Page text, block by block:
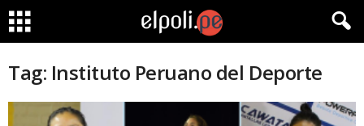
Tag: Instituto Peruano del Deporte